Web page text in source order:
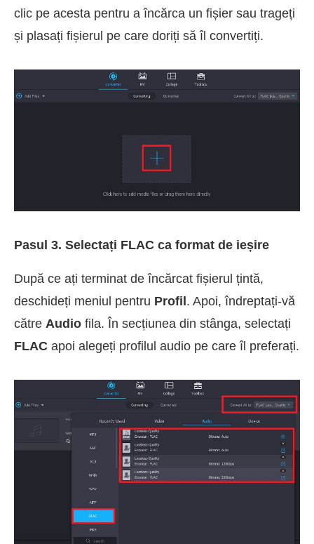
clic pe acesta pentru a încărca un fișier sau trageți
și plasați fișierul pe care doriți să îl convertiți.
Pasul 3. Selectați FLAC ca format de ieșire
După ce ați terminat de încărcat fișierul țintă,
deschideți meniul pentru Profil . Apoi, îndreptați-vă
către Audio fila. În secțiunea din stânga, selectați
FLAC apoi alegeți profilul audio pe care îl preferați.